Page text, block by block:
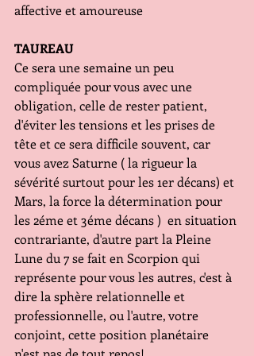
affective et amoureuse
TAUREAU
Ce sera une semaine un peu
compliquée pour vous avec une
obligation, celle de rester patient,
d'éviter les tensions et les prises de
tête et ce sera difficile souvent, car
vous avez Saturne ( la rigueur la
sévérité surtout pour les 1er décans) et
Mars, la force la détermination pour
les 2éme et 3éme décans )  en situation
contrariante, d'autre part la Pleine
Lune du 7 se fait en Scorpion qui
représente pour vous les autres, c'est à
dire la sphère relationnelle et
professionnelle, ou l'autre, votre
conjoint, cette position planétaire